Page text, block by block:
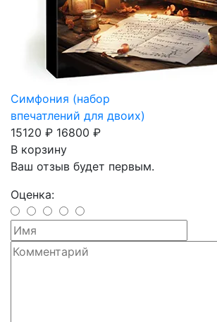
Симфония (набор
впечатлений для двоих)
15120 ₽ 16800 ₽
В корзину
Ваш отзыв будет первым.
Оценка: